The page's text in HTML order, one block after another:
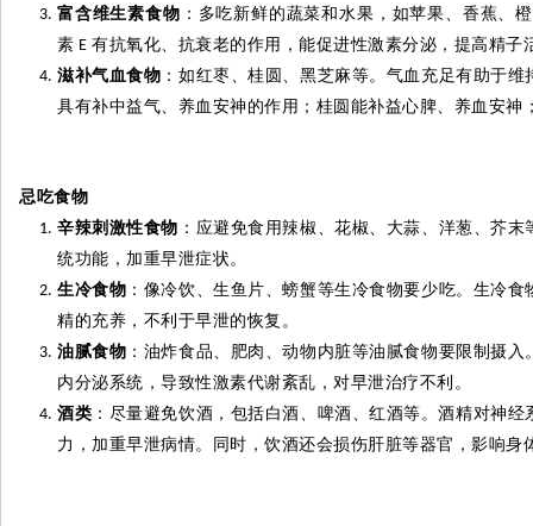
富含维生素食物 ：多吃新鲜的蔬菜和水果，如苹果、香蕉、
素 E 有抗氧化、抗衰老的作用，能促进性激素分泌，提高精子
滋补气血食物 ：如红枣、桂圆、黑芝麻等。气血充足有助于
具有补中益气、养血安神的作用；桂圆能补益心脾、养血安神
忌吃食物
辛辣刺激性食物 ：应避免食用辣椒、花椒、大蒜、洋葱、芥
统功能，加重早泄症状。
生冷食物 ：像冷饮、生鱼片、螃蟹等生冷食物要少吃。生冷
精的充养，不利于早泄的恢复。
油腻食物 ：油炸食品、肥肉、动物内脏等油腻食物要限制摄
内分泌系统，导致性激素代谢紊乱，对早泄治疗不利。
酒类 ：尽量避免饮酒，包括白酒、啤酒、红酒等。酒精对神
力，加重早泄病情。同时，饮酒还会损伤肝脏等器官，影响身